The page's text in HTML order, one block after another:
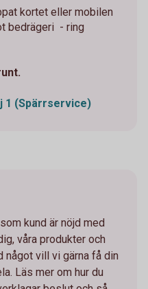
kortet eller mobilen
bedrägeri - ring
1 (Spärrservice)
kund är nöjd med
våra produkter och
något vill vi gärna få din
Läs mer om hur du